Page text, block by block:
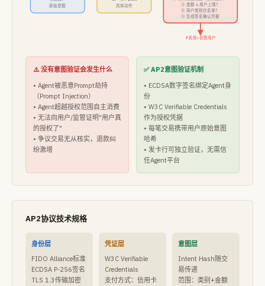
原始意图 具体动作
③ 金额 ≤ 用户上限？
④ 商户类别白名单？
⑤ 生成签名确认凭据
✗拒绝+告警用户
⚠️ 没有意图验证会发生什么
• Agent被恶意Prompt劫持
（Prompt Injection）
• Agent超越授权范围自主消费
• 无法向用户/监管证明"用户真
的授权了"
• 争议交易无从核实，退款纠
纷激增
✅ AP2意图验证机制
• ECDSA数字签名绑定Agent身
份
• W3C Verifiable Credentials
作为授权凭据
• 每笔交易携带用户原始意图
哈希
• 发卡行可独立验证，无需信
任Agent平台
AP2协议技术规格
身份层
FIDO Alliance标准
ECDSA P-256签名
TLS 1.3传输加密
凭证层
W3C Verifiable
Credentials
支付方式：信用卡
意图层
Intent Hash随交
易传递
范围：类别+金额